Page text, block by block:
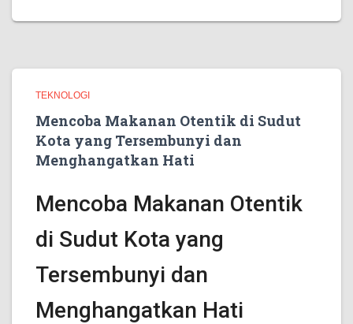
TEKNOLOGI
Mencoba Makanan Otentik di Sudut
Kota yang Tersembunyi dan
Menghangatkan Hati
Mencoba Makanan Otentik
di Sudut Kota yang
Tersembunyi dan
Menghangatkan Hati